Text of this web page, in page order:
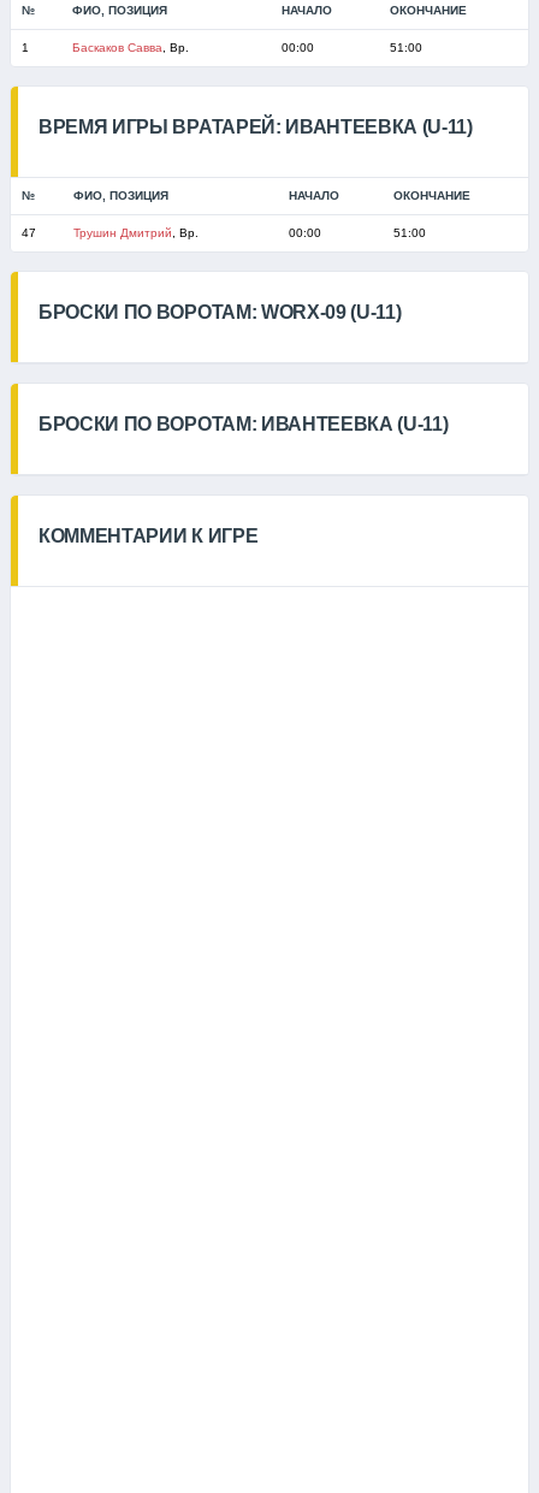
№ ФИО, ПОЗИЦИЯ НАЧАЛО ОКОНЧАНИЕ
1 Баскаков Савва , Вр. 00:00 51:00
ВРЕМЯ ИГРЫ ВРАТАРЕЙ: ИВАНТЕЕВКА (U-11)
№ ФИО, ПОЗИЦИЯ НАЧАЛО ОКОНЧАНИЕ
47 Трушин Дмитрий , Вр. 00:00 51:00
БРОСКИ ПО ВОРОТАМ: WORX-09 (U-11)
БРОСКИ ПО ВОРОТАМ: ИВАНТЕЕВКА (U-11)
КОММЕНТАРИИ К ИГРЕ